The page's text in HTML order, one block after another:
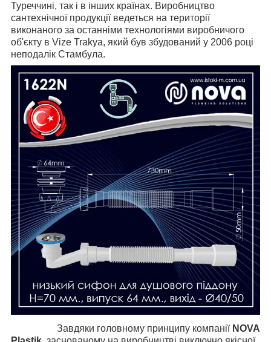
Туреччині, так і в інших країнах. Виробництво
сантехнічної продукції ведеться на території
виконаного за останніми технологіями виробничого
об'єкту в Vize Trakya, який був збудований у 2006 році
неподалік Стамбула.
Завдяки головному принципу компанії NOVA